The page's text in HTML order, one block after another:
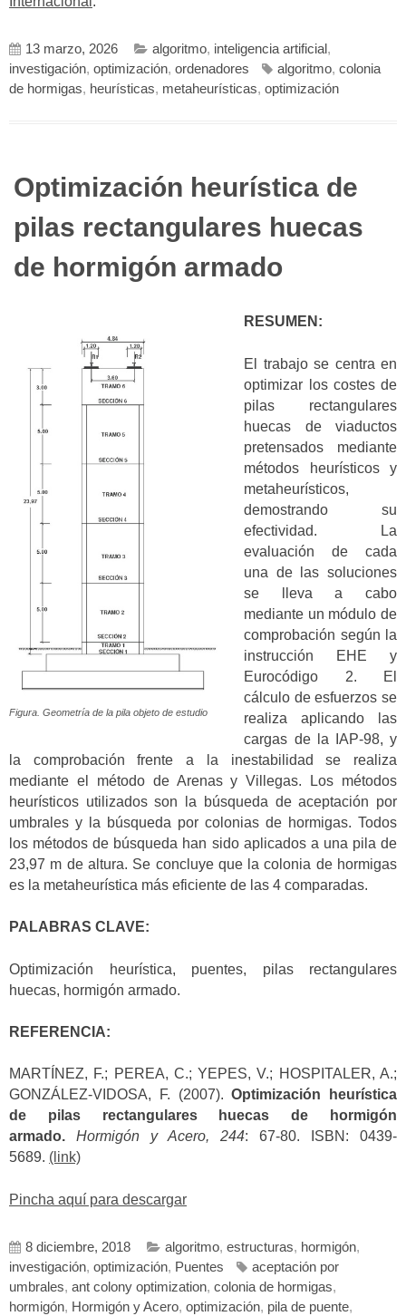
13 marzo, 2026 algoritmo, inteligencia artificial ,
investigación, optimización, ordenadores algoritmo, colonia
de hormigas, heurísticas, metaheurísticas, optimización
Optimización heurística de
pilas rectangulares huecas
de hormigón armado
Figura. Geometría de la pila objeto de estudio
RESUMEN:
El trabajo se centra en
optimizar los costes de
pilas rectangulares
huecas de viaductos
pretensados mediante
métodos heurísticos y
metaheurísticos,
demostrando su
efectividad. La
evaluación de cada
una de las soluciones
se lleva a cabo
mediante un módulo de
comprobación según la
instrucción EHE y
Eurocódigo 2. El
cálculo de esfuerzos se
realiza aplicando las
cargas de la IAP-98, y
la comprobación frente a la inestabilidad se realiza
mediante el método de Arenas y Villegas. Los métodos
heurísticos utilizados son la búsqueda de aceptación por
umbrales y la búsqueda por colonias de hormigas. Todos
los métodos de búsqueda han sido aplicados a una pila de
23,97 m de altura. Se concluye que la colonia de hormigas
es la metaheurística más eficiente de las 4 comparadas.
PALABRAS CLAVE:
Optimización heurística, puentes, pilas rectangulares
huecas, hormigón armado.
REFERENCIA:
MARTÍNEZ, F.; PEREA, C.; YEPES, V.; HOSPITALER, A.;
GONZÁLEZ-VIDOSA, F. (2007).Optimización heurística
de pilas rectangulares huecas de hormigón
armado.
Hormigón y Acero, 244: 67-80. ISBN: 0439-
5689. (link)
Pincha aquí para descargar
8 diciembre, 2018 algoritmo, estructuras, hormigón,
investigación, optimización, Puentes
aceptación por
umbrales, ant colony optimization, colonia de hormigas,
hormigón, Hormigón y Acero, optimización, pila de puente,